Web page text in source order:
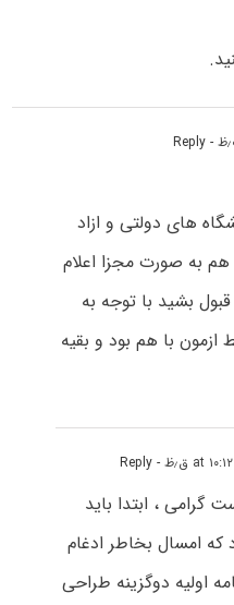
- Reply
های دولتی و ازاد
هم به صورت مجزا اعلام
بشید با توجه به
ازمون با هم بود و بقیه
- Reply
، ابتدا باید
که امسال بخاطر ادغام
اولیه دوگزینه طراحی